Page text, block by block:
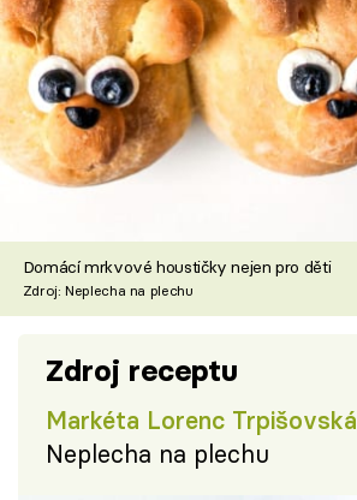
Domácí mrkvové houstičky nejen pro děti
Zdroj: Neplecha na plechu
Zdroj receptu
Markéta Lorenc Trpišovská
Neplecha na plechu